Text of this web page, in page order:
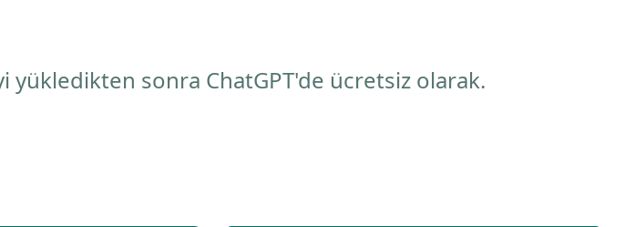
yükledikten sonra ChatGPT'de ücretsiz olarak.